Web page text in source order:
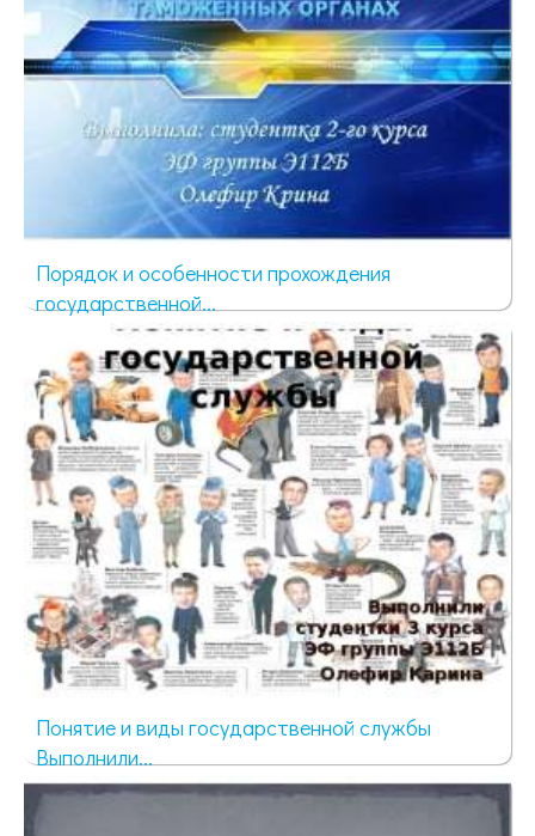
Порядок и особенности прохождения
государственной...
Понятие и виды государственной службы
Выполнили...
816 просмотров